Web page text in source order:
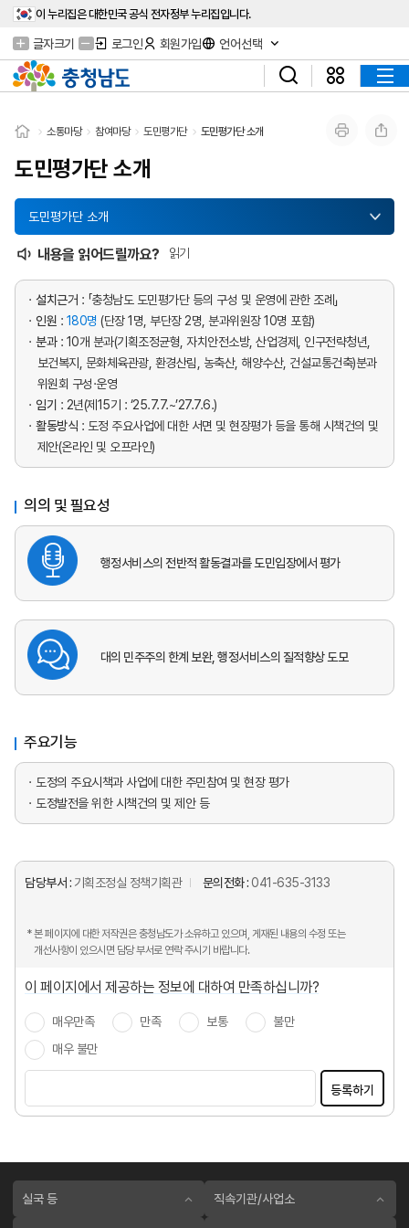
이 누리집은 대한민국 공식 전자정부 누리집입니다.
글자크기 로그인 회원가입 언어선택
소통마당 참여마당 도민평가단 도민평가단 소개
도민평가단 소개
도민평가단 소개
내용을 읽어드릴까요? 읽기
설치근거 : 「충청남도 도민평가단 등의 구성 및 운영에 관한 조례」
인원 : 180명 (단장 1명, 부단장 2명, 분과위원장 10명 포함)
분과: 10개 분과(기획조정균형, 자치안전소방, 산업경제, 인구전략청년,
보건복지, 문화체육관광, 환경산림, 농축산, 해양수산, 건설교통건축)분과
위원회 구성·운영
임기 : 2년(제15기 : ‘25.7.7.~’27.7.6.)
활동방식 : 도정 주요사업에 대한 서면 및 현장평가 등을 통해 시책건의 및
제안(온라인 및 오프라인)
의의 및 필요성
행정서비스의 전반적 활동결과를 도민입장에서 평가
대의 민주주의 한계 보완, 행정서비스의 질적향상 도모
주요기능
도정의 주요시책과 사업에 대한 주민참여 및 현장 평가
도정발전을 위한 시책건의 및 제안 등
담당부서 : 기획조정실 정책기획관 문의전화 : 041-635-3133
* 본 페이지에 대한 저작권은 충청남도가 소유하고 있으며, 게재된 내용의 수정 또는
개선사항이 있으시면 담당 부서로 연락 주시기 바랍니다.
이 페이지에서 제공하는 정보에 대하여 만족하십니까?
매우만족 만족 보통
불만
매우 불만
등록하기
실국 등 직속기관/사업소